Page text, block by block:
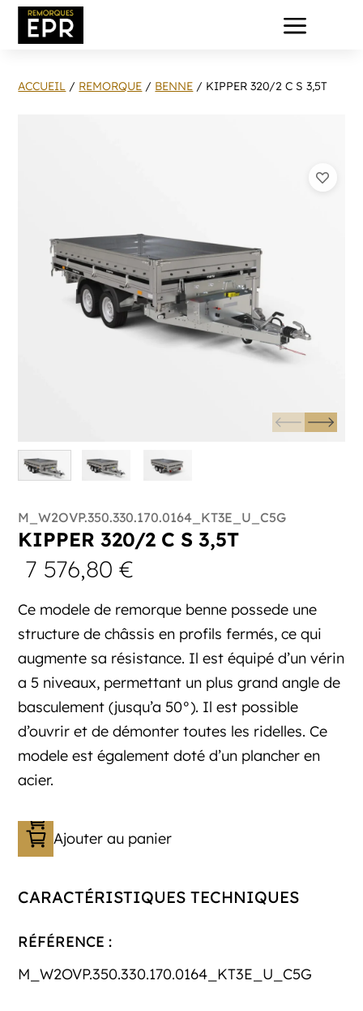
a
ACCUEIL / REMORQUE / BENNE / KIPPER 320/2 C S 3,5T
M_W2OVP.350.330.170.0164_KT3E_U_C5G
KIPPER 320/2 C S 3,5T
7 576,80€
Ce modele de remorque benne possede une
structure de châssis en profils fermés, ce qui
augmente sa résistance. Il est équipé d’un vérin
a 5 niveaux, permettant un plus grand angle de
basculement (jusqu’a 50°). Il est possible
d’ouvrir et de démonter toutes les ridelles. Ce
modele est également doté d’un plancher en
acier.
Ajouter au panier
CARACTÉRISTIQUES TECHNIQUES
RÉFÉRENCE :
M_W2OVP.350.330.170.0164_KT3E_U_C5G